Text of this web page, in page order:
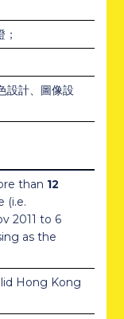
設計、圖像設
than 12
(i.e.
2011 to 6
as the
Hong Kong